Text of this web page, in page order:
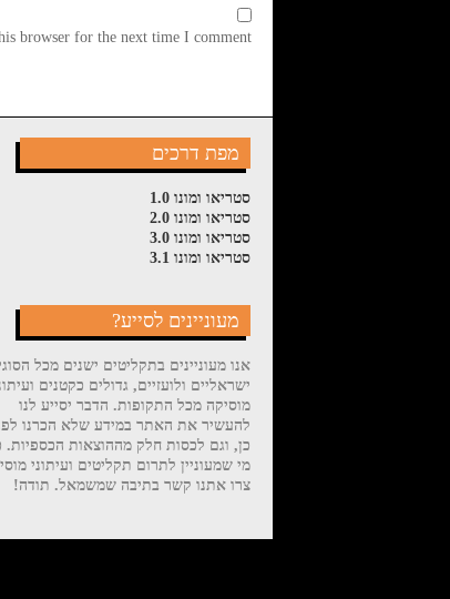
browser for the next time I comment.
מפת דרכים
סטריאו ומונו 1.0
סטריאו ומונו 2.0
סטריאו ומונו 3.0
סטריאו ומונו 3.1
מעוניינים לסייע?
אנו מעוניינים בתקליטים ישנים מכל
ישראליים ולועזיים, גדולים כקטנים
מוסיקה מכל התקופות. הדבר יסייע לנו
להעשיר את האתר במידע שלא הכרנו
כן, וגם לכסות חלק מההוצאות הכספיות.
מי שמעוניין לתרום תקליטים ועיתוני
צרו אתנו קשר בתיבה שמשמאל. תודה!